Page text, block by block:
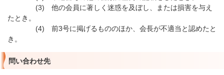
(3) 他の会員に著しく迷惑を及ぼし、または損害を与え
たとき。
(4) 前3号に掲げるもののほか、会長が不適当と認めたと
き。
問い合わせ先